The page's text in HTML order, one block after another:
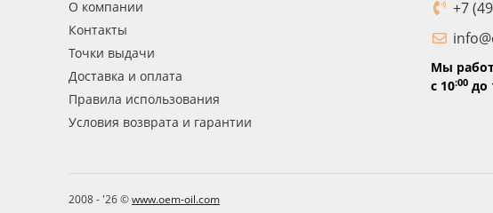
О компании
Контакты
Точки выдачи
Доставка и оплата
Правила использования
Условия возврата и гарантии
+7
Мы
с 10:00до
2008 - '26 ©www.oem-oil.com